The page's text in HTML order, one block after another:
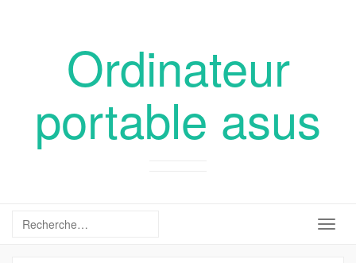
Ordinateur
portable asus